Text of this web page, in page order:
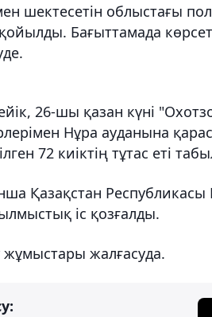
шектесетін облыстағы
Бағыттамада
26-шы қазан күні
Нұра ауданына
72 киіктің тұтас еті
Қазақстан
іс қозғалды.
жұмыстары жалғасуда.